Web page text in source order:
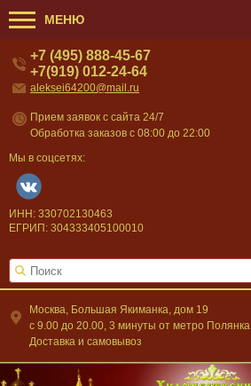
МЕНЮ
Москва, Большая Якиманка, дом 19
c 9.00 до 20.00, 3 минуты от метро Полянка
Доставка и самовывоз
+7 (495) 888-45-67
+7(919) 012-24-64
aleksei64200@mail.ru
Прием заявок с сайта 24/7
Обработка заказов с 08:00 до 22:00
Мы в соцсетях:
ИНН: 330702130463
ЕГРИП: 304333405100010